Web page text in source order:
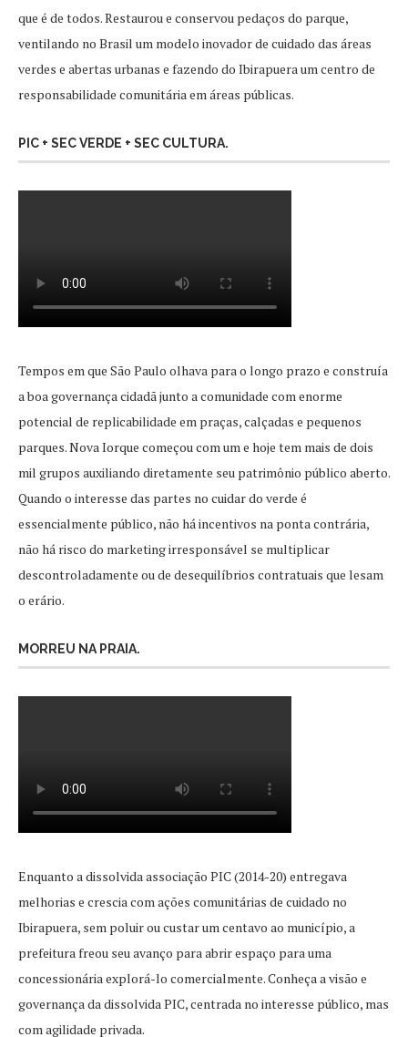
que é de todos. Restaurou e conservou pedaços do parque,
ventilando no Brasil um modelo inovador de cuidado das áreas
verdes e abertas urbanas e fazendo do Ibirapuera um centro de
responsabilidade comunitária em áreas públicas.
PIC + SEC VERDE + SEC CULTURA.
Tempos em que São Paulo olhava para o longo prazo e construía
a boa governança cidadã junto a comunidade com enorme
potencial de replicabilidade em praças, calçadas e pequenos
parques. Nova Iorque começou com um e hoje tem mais de dois
mil grupos auxiliando diretamente seu patrimônio público aberto.
Quando o interesse das partes no cuidar do verde é
essencialmente público, não há incentivos na ponta contrária,
não há risco do marketing irresponsável se multiplicar
descontroladamente ou de desequilíbrios contratuais que lesam
o erário.
MORREU NA PRAIA.
Enquanto a dissolvida associação PIC (2014-20) entregava
melhorias e crescia com ações comunitárias de cuidado no
Ibirapuera, sem poluir ou custar um centavo ao município, a
prefeitura freou seu avanço para abrir espaço para uma
concessionária explorá-lo comercialmente. Conheça a visão e
governança da dissolvida PIC, centrada no interesse público, mas
com agilidade privada.